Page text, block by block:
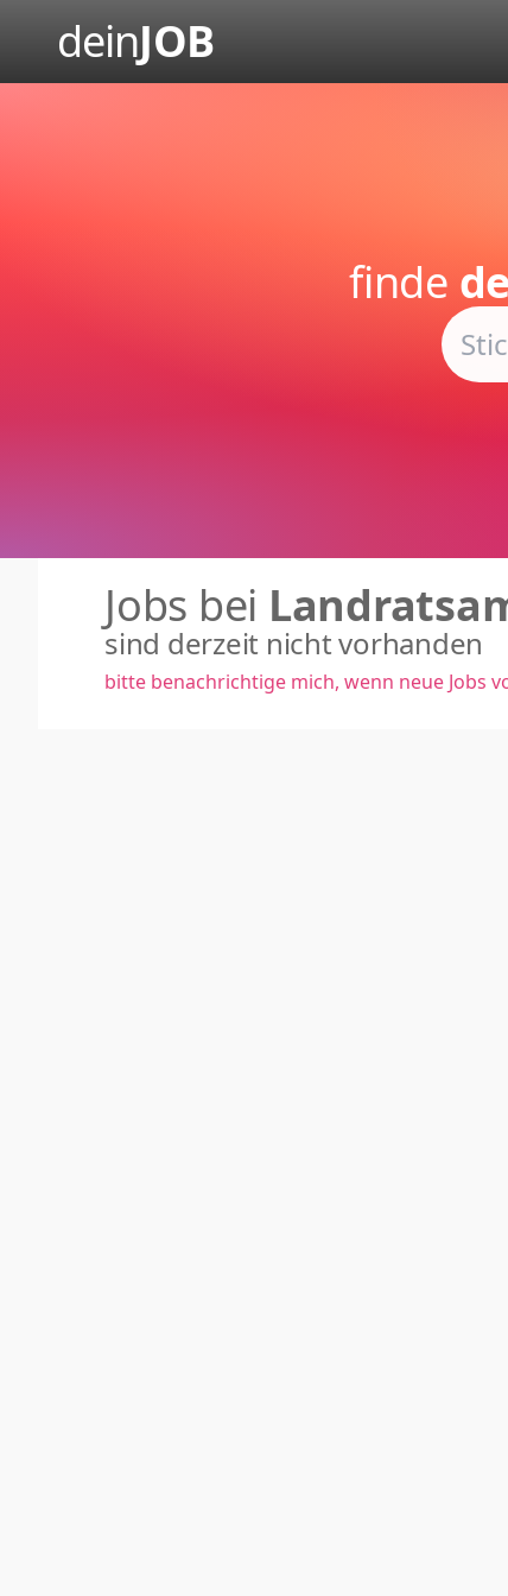
deinJOB
finde
Jobs bei
sind derzeit nicht vorhanden
bitte benachrichtige mich, wenn neue Jobs